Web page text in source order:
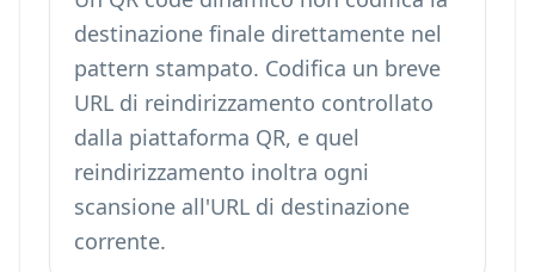
destinazione finale direttamente nel
pattern stampato. Codifica un breve
URL di reindirizzamento controllato
dalla piattaforma QR, e quel
reindirizzamento inoltra ogni
scansione all'URL di destinazione
corrente.